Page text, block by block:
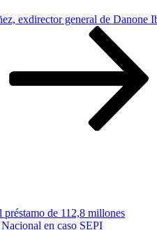
exdirector general de Danone
de 112,8 millones
en caso SEPI